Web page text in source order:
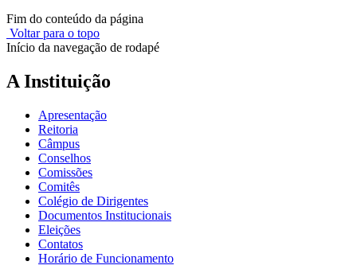
Fim do conteúdo da página
Voltar para o topo
Início da navegação de rodapé
A Instituição
Apresentação
Reitoria
Câmpus
Conselhos
Comissões
Comitês
Colégio de Dirigentes
Documentos Institucionais
Eleições
Contatos
Horário de Funcionamento